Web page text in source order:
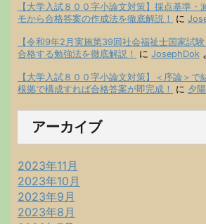
【大学入試８００字小論文対策】採点基準・
モから合格答案の作成法を徹底解説！
に
【令和9年2月実施第39回社会福祉士国家試
合格する勉強法を徹底解説！
に JosephDok
【大学入試８００字小論文対策】＜序論＞で
根拠で構成すれば合格答案が即完成！
に 夕
アーカイブ
2023年11月
2023年10月
2023年9月
2023年8月